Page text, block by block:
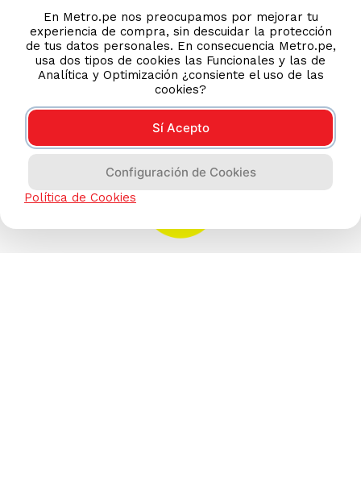
En Metro.pe nos preocupamos por mejorar tu
experiencia de compra, sin descuidar la protección
de tus datos personales. En consecuencia Metro.pe,
usa dos tipos de cookies las Funcionales y las de
Analítica y Optimización ¿consiente el uso de las
cookies?
Sí Acepto
Configuración de Cookies
Política de Cookies